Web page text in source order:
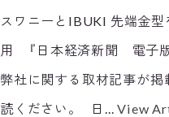
スワニーとIBUKI 先端金
用 『日本経済新聞 電子
弊社に関する取材記事が
読ください。 日...View